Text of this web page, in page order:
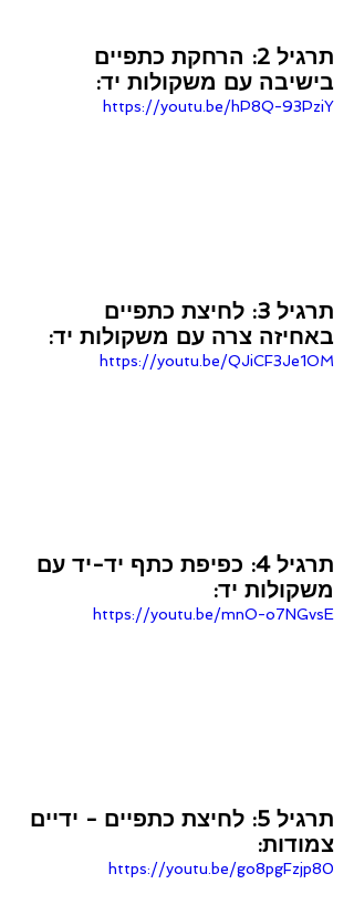
תרגיל 2: הרחקת כתפיים
בישיבה עם משקולות יד:
https://youtu.be/hP8Q-93PziY
תרגיל 3: לחיצת כתפיים
באחיזה צרה עם משקולות יד:
https://youtu.be/QJiCF3Je1OM
תרגיל 4: כפיפת כתף יד-יד עם
משקולות יד:
https://youtu.be/mnO-o7NGvsE
תרגיל 5: לחיצת כתפיים - ידיים
צמודות:
https://youtu.be/go8pgFzjp80